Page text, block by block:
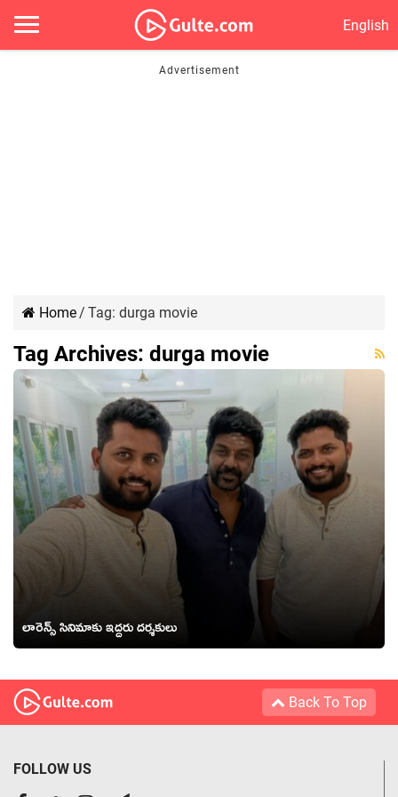
English
Home/ Tag: durga movie
Tag Archives: durga movie
లారెన్స్ సినిమాకు ఇద్దరు దర్శకులు
Back To Top
FOLLOW US